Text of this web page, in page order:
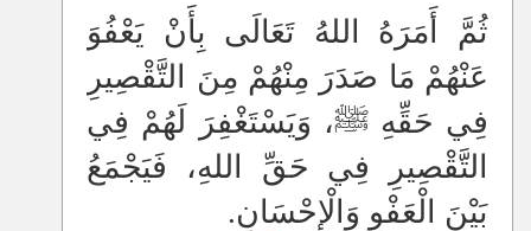
ثُمَّ أَمَرَهُ اللهُ تَعَالَى بِأَنْ يَعْفُوَ
عَنْهُمْ مَا صَدَرَ مِنْهُمْ مِنَ التَّقْصِيرِ
فِي حَقِّهِ ﷺ، وَيَسْتَغْفِرَ لَهُمْ فِي
التَّقْصِيرِ فِي حَقِّ اللهِ، فَيَجْمَعُ
بَيْنَ الْعَفْوِ وَالْإِحْسَانِ.